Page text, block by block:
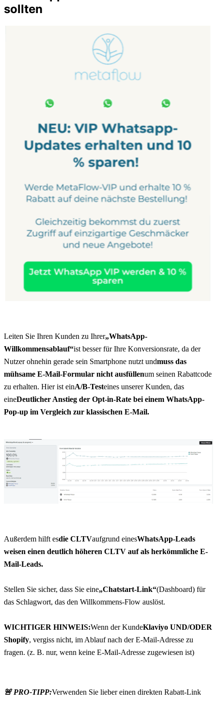
sollten
Leiten Sie Ihren Kunden zu Ihrer„WhatsApp-
Willkommensablauf“ist besser für Ihre Konversionsrate, da der
Nutzer ohnehin gerade sein Smartphone nutzt undmuss das
mühsame E-Mail-Formular nicht ausfüllenum seinen Rabattcode
zu erhalten. Hier ist einA/B-Testeines unserer Kunden, das
eineDeutlicher Anstieg der Opt-in-Rate bei einem WhatsApp-
Pop-up im Vergleich zur klassischen E-Mail.
Außerdem hilft esdie CLTVaufgrund einesWhatsApp-Leads
weisen einen deutlich höheren CLTV auf als herkömmliche E-
Mail-Leads.
Stellen Sie sicher, dass Sie eine„Chatstart-Link“(Dashboard) für
das Schlagwort, das den Willkommens-Flow auslöst.
WICHTIGER HINWEIS:Wenn der KundeKlaviyo UND/ODER
Shopify, vergiss nicht, im Ablauf nach der E-Mail-Adresse zu
fragen. (z. B. nur, wenn keine E-Mail-Adresse zugewiesen ist)
🚨 PRO-TIPP:Verwenden Sie lieber einen direkten Rabatt-Link